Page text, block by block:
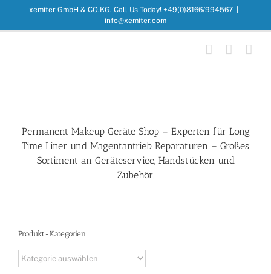
springen
xemiter GmbH & CO.KG. Call Us Today! +49(0)8166/994567
info@xemiter.com
Permanent Makeup Geräte Shop – Experten für Long
Time Liner und Magentantrieb Reparaturen – Großes
Sortiment an Geräteservice, Handstücken und
Zubehör.
Produkt-Kategorien